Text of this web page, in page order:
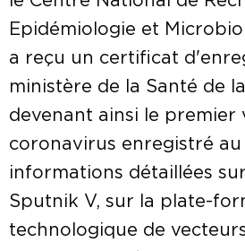
Epidémiologie et
a reçu un certificat
ministère de la Santé de
devenant ainsi le premier
coronavirus enregistré au
informations détaillées
Sputnik V, sur la plate-
technologique de